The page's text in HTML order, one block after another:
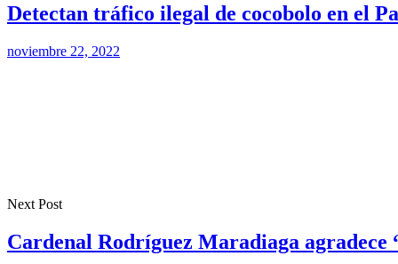
Detectan tráfico ilegal de cocobolo en el
noviembre 22, 2022
Next Post
Cardenal Rodríguez Maradiaga